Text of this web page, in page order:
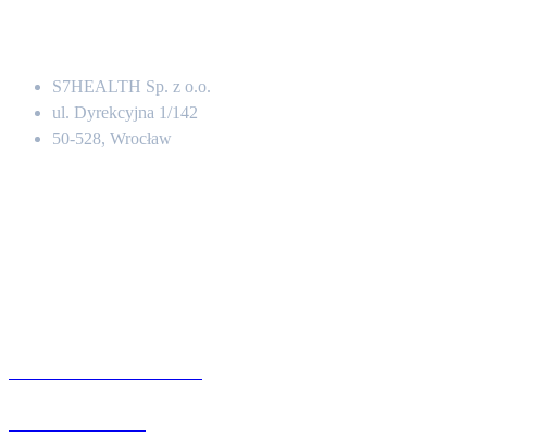
S7HEALTH Sp. z o.o.
ul. Dyrekcyjna 1/142
50-528, Wrocław